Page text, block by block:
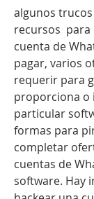
algunos
recursos  para
cuenta de
pagar, varios
requerir para
proporciona o
particular
formas para
completar
cuentas de
software. Hay